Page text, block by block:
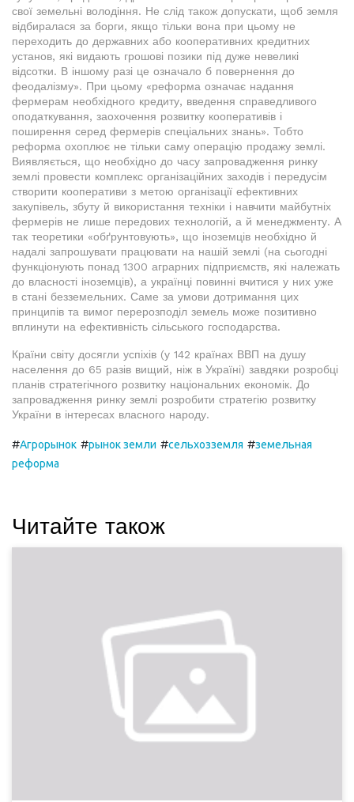
свої земельні володіння. Не слід також допускати, щоб земля
відбиралася за борги, якщо тільки вона при цьому не
переходить до державних або кооперативних кредитних
установ, які видають грошові позики під дуже невеликі
відсотки. В іншому разі це означало б повернення до
феодалізму». При цьому «реформа означає надання
фермерам необхідного кредиту, введення справедливого
оподаткування, заохочення розвитку кооперативів і
поширення серед фермерів спеціальних знань». Тобто
реформа охоплює не тільки саму операцію продажу землі.
Виявляється, що необхідно до часу запровадження ринку
землі провести комплекс організаційних заходів і передусім
створити кооперативи з метою організації ефективних
закупівель, збуту й використання техніки і навчити майбутніх
фермерів не лише передових технологій, а й менеджменту. А
так теоретики «обґрунтовують», що іноземців необхідно й
надалі запрошувати працювати на нашій землі (на сьогодні
функціонують понад 1300 аграрних підприємств, які належать
до власності іноземців), а українці повинні вчитися у них уже
в стані безземельних. Саме за умови дотримання цих
принципів та вимог перерозподіл земель може позитивно
вплинути на ефективність сільського господарства.
Країни світу досягли успіхів (у 142 країнах ВВП на душу
населення до 65 разів вищий, ніж в Україні) завдяки розробці
планів стратегічного розвитку національних економік. До
запровадження ринку землі розробити стратегію розвитку
України в інтересах власного народу.
#Агрорынок #рынок земли #сельхозземля #земельная
реформа
Читайте також